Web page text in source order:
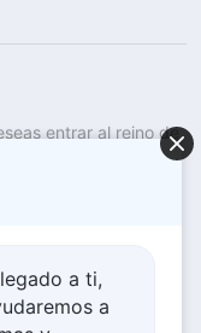
entrar al reino de
a ti,
a